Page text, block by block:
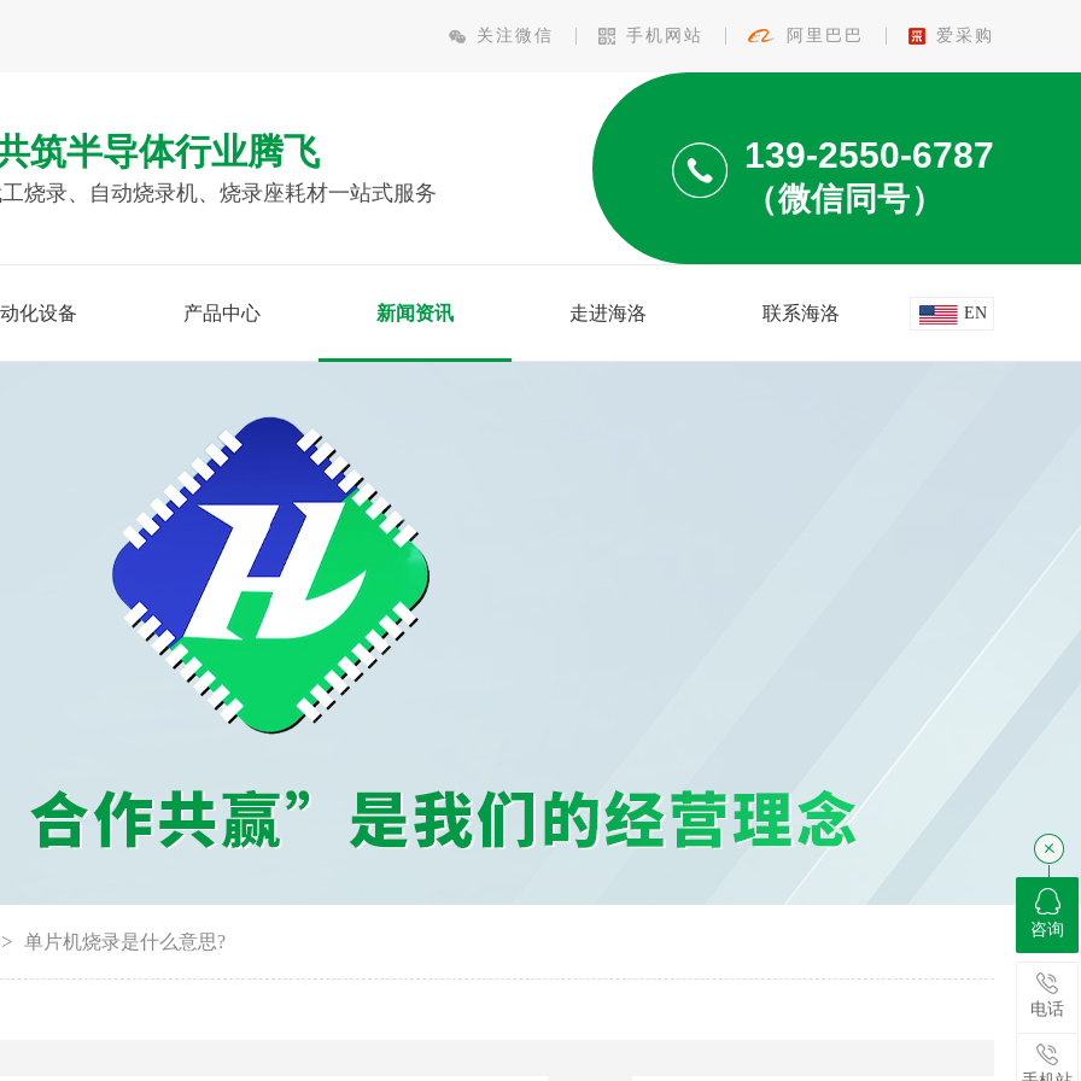
关注微信 手机网站 阿里巴巴 爱采购
筑半导体行业腾飞
烧录、自动烧录机、烧录座耗材一站式服务
139-2550-6787
（微信同号）
化设备 产品中心
芯片代烧录
模块在线烧录测试
烧录器
烧录座
屏蔽箱
TRAY托盘
纳米刷
芯片转包装
新闻资讯
查看更多
走进海洛
查看更多
联系海洛 EN
单片机烧录是什么意思?
咨询
电话